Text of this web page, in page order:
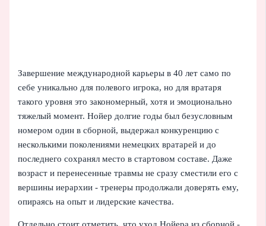
Завершение международной карьеры в 40 лет само по
себе уникально для полевого игрока, но для вратаря
такого уровня это закономерный, хотя и эмоционально
тяжелый момент. Нойер долгие годы был безусловным
номером один в сборной, выдержал конкуренцию с
несколькими поколениями немецких вратарей и до
последнего сохранял место в стартовом составе. Даже
возраст и перенесенные травмы не сразу сместили его с
вершины иерархии - тренеры продолжали доверять ему,
опираясь на опыт и лидерские качества.